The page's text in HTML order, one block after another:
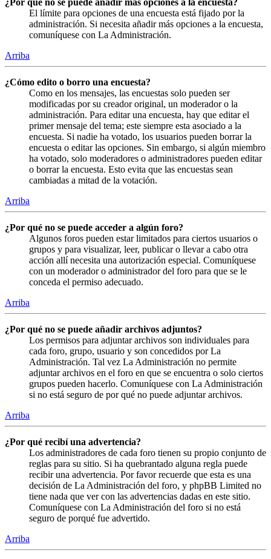
El límite para opciones de una encuesta está fijado por la
administración. Si necesita añadir más opciones a la encuesta,
comuníquese con La Administración.
Arriba
¿Cómo edito o borro una encuesta?
Como en los mensajes, las encuestas solo pueden ser
modificadas por su creador original, un moderador o la
administración. Para editar una encuesta, hay que editar el
primer mensaje del tema; este siempre esta asociado a la
encuesta. Si nadie ha votado, los usuarios pueden borrar la
encuesta o editar las opciones. Sin embargo, si algún miembro
ha votado, solo moderadores o administradores pueden editar
o borrar la encuesta. Esto evita que las encuestas sean
cambiadas a mitad de la votación.
Arriba
¿Por qué no se puede acceder a algún foro?
Algunos foros pueden estar limitados para ciertos usuarios o
grupos y para visualizar, leer, publicar o llevar a cabo otra
acción allí necesita una autorización especial. Comuníquese
con un moderador o administrador del foro para que se le
conceda el permiso adecuado.
Arriba
¿Por qué no se puede añadir archivos adjuntos?
Los permisos para adjuntar archivos son individuales para
cada foro, grupo, usuario y son concedidos por La
Administración. Tal vez La Administración no permite
adjuntar archivos en el foro en que se encuentra o solo ciertos
grupos pueden hacerlo. Comuníquese con La Administración
si no está seguro de por qué no puede adjuntar archivos.
Arriba
¿Por qué recibí una advertencia?
Los administradores de cada foro tienen su propio conjunto de
reglas para su sitio. Si ha quebrantado alguna regla puede
recibir una advertencia. Por favor recuerde que esta es una
decisión de La Administración del foro, y phpBB Limited no
tiene nada que ver con las advertencias dadas en este sitio.
Comuníquese con La Administración del foro si no está
seguro de porqué fue advertido.
Arriba